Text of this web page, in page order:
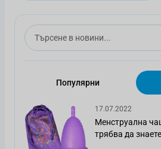
Популярни
17.07.2022
Менструална
трябва да знаете